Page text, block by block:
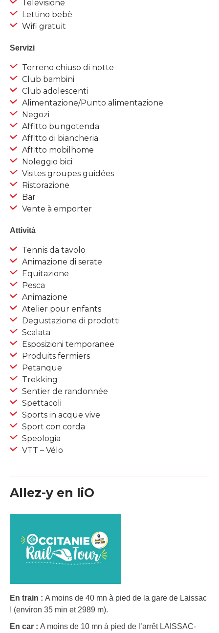
Televisione
Lettino bebè
Wifi gratuit
Servizi
Terreno chiuso di notte
Club bambini
Club adolescenti
Alimentazione/Punto alimentazione
Negozi
Affitto bungotenda
Affitto di biancheria
Affitto mobilhome
Noleggio bici
Visites groupes guidées
Ristorazione
Bar
Vente à emporter
Attività
Tennis da tavolo
Animazione di serate
Equitazione
Pesca
Animazione
Atelier pour enfants
Degustazione di prodotti
Scalata
Esposizioni temporanee
Produits fermiers
Petanque
Trekking
Sentier de randonnée
Spettacoli
Sports in acque vive
Sport con corda
Speologia
VTT – Vélo
Allez-y en liO
En train : A moins de 40 mn à pied de la gare de Laissac
! (environ 35 min et 2989 m).
En car : A moins de 10 mn à pied de l’arrêt LAISSAC-